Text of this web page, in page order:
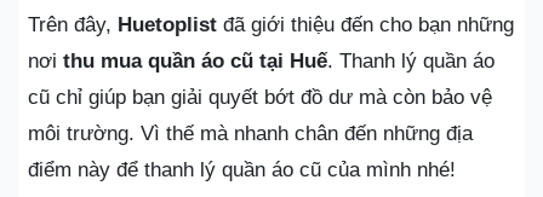
Trên đây, Huetoplist đã giới thiệu đến cho bạn những
nơi thu mua quần áo cũ tại Huế. Thanh lý quần áo
cũ chỉ giúp bạn giải quyết bớt đồ dư mà còn bảo vệ
môi trường. Vì thế mà nhanh chân đến những địa
điểm này để thanh lý quần áo cũ của mình nhé!